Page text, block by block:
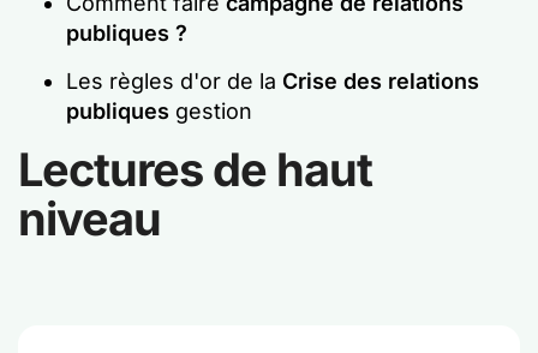
publiques ?
Les règles d'or de la Crise des relations
publiques gestion
Lectures de haut
niveau